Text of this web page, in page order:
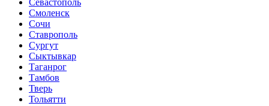
Смоленск
Сочи
Ставрополь
Сургут
Сыктывкар
Таганрог
Тамбов
Тверь
Тольятти